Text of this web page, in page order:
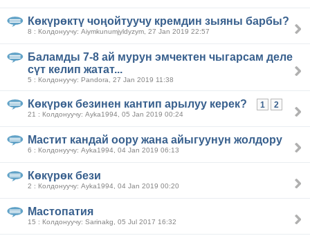
Көкүрөктү чоңойтуучу кремдин зыяны барбы?
8 : Колдонуучу: Aiymkunumjyldyzym, 27 Jan 2019 22:57
Баламды 7-8 ай мурун эмчектен чыгарсам деле
сүт келип жатат...
5 : Колдонуучу: Pandora, 27 Jan 2019 11:38
Көкүрөк безинен кантип арылуу керек? 1 2
21 : Колдонуучу: Ayka1994, 05 Jan 2019 00:24
Мастит кандай оору жана айыгуунун жолдору
6 : Колдонуучу: Ayka1994, 04 Jan 2019 06:13
Көкүрөк бези
2 : Колдонуучу: Ayka1994, 04 Jan 2019 00:20
Мастопатия
15 : Колдонуучу: Sarinakg, 05 Jul 2017 16:32